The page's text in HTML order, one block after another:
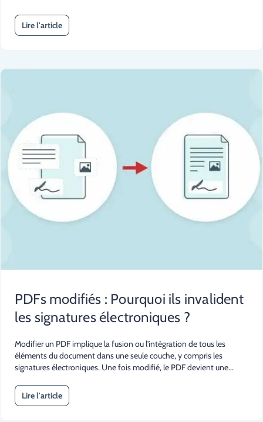
Lire l'article
PDFs modifiés : Pourquoi ils invalident
les signatures électroniques ?
Modifier un PDF implique la fusion ou l'intégration de tous les
éléments du document dans une seule couche, y compris les
signatures électroniques. Une fois modifié, le PDF devient une...
Lire l'article